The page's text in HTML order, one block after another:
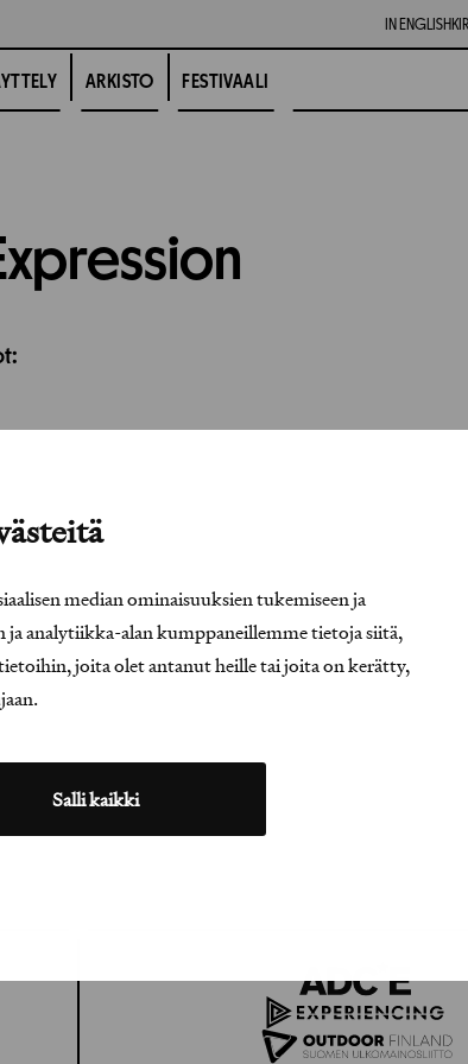
median ominaisuuksien tukemiseen ja
ja analytiikka-alan kumppaneillemme tietoja siitä,
joita olet antanut heille tai joita on kerätty,
Salli kaikki
IN ENGLISH
ARKISTO FESTIVAALI